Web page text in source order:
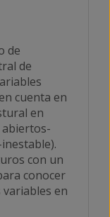
de
de
cuenta en
en
con un
conocer
en